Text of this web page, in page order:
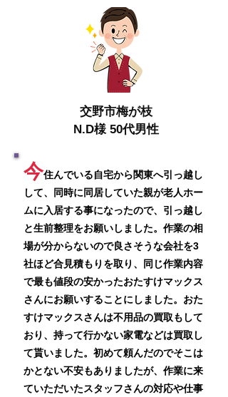
交野市梅が枝
N.D様 50代男性
今住んでいる自宅から関東へ引っ越し
して、同時に同居していた親が老人ホー
ムに入居する事になったので、引っ越し
と生前整理をお願いしました。作業の相
場が分からないので良さそうな会社を3
社ほど合見積もりを取り、同じ作業内容
で最も値段の安かったおたすけマックス
さんにお願いすることにしました。おた
すけマックスさんは不用品の買取もして
おり、持って行かない家電などは買取し
て貰いました。初めて頼んだのでそこは
かとない不安もありましたが、作業に来
ていただいたスタッフさんの対応や仕事